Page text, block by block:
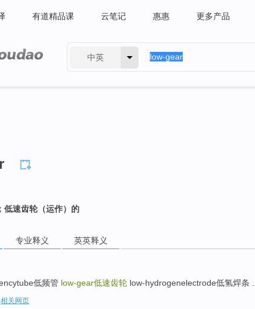
有道精品课 云笔记 惠惠 更多产品
中英
低速齿轮（运作）的
专业释义 英英释义
低频管 low-gear低速齿轮 low-hydrogenelectrode低氢焊条 ...
相关网页